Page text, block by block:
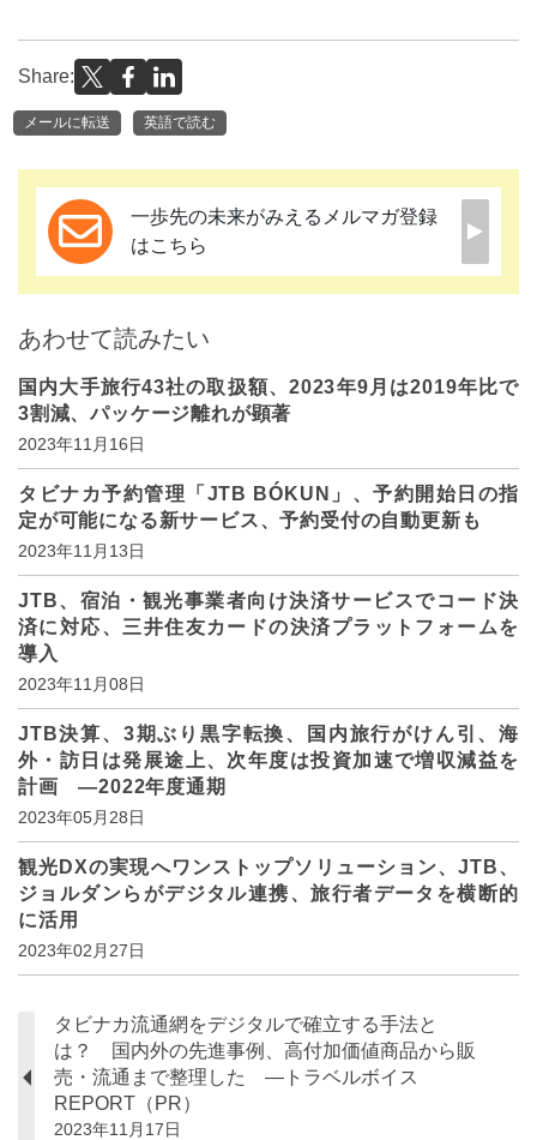
Share:
メールに転送 英語で読む
一歩先の未来がみえるメルマガ登録
はこちら
あわせて読みたい
国内大手旅行43社の取扱額、2023年9月は2019年比で
3割減、パッケージ離れが顕著
2023年11月16日
タビナカ予約管理「JTB BÓKUN」、予約開始日の指
定が可能になる新サービス、予約受付の自動更新も
2023年11月13日
JTB、宿泊・観光事業者向け決済サービスでコード決
済に対応、三井住友カードの決済プラットフォームを
導入
2023年11月08日
JTB決算、3期ぶり黒字転換、国内旅行がけん引、海
外・訪日は発展途上、次年度は投資加速で増収減益を
計画 ―2022年度通期
2023年05月28日
観光DXの実現へワンストップソリューション、JTB、
ジョルダンらがデジタル連携、旅行者データを横断的
に活用
2023年02月27日
タビナカ流通網をデジタルで確立する手法と
は？ 国内外の先進事例、高付加価値商品から販
売・流通まで整理した ―トラベルボイス
REPORT（PR）
2023年11月17日